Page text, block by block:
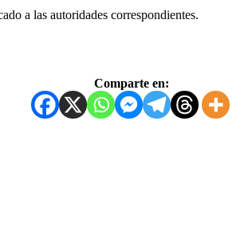
a las autoridades correspondientes.
Comparte en: